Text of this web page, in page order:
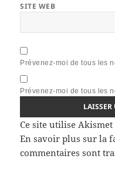
SITE WEB
Prévenez-moi de tous les
Prévenez-moi de tous les
Ce site utilise
En savoir plus sur la
commentaires sont